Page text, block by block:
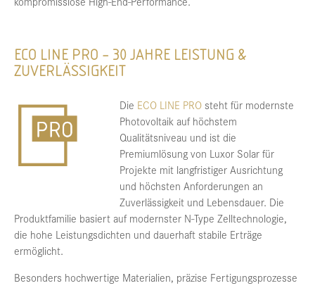
ECO LINE PRO – 30 JAHRE LEISTUNG &
ZUVERLÄSSIGKEIT
Die ECO LINE PRO steht für modernste
Photovoltaik auf höchstem
Qualitätsniveau und ist die
Premiumlösung von Luxor Solar für
Projekte mit langfristiger Ausrichtung
und höchsten Anforderungen an
Zuverlässigkeit und Lebensdauer. Die
Produktfamilie basiert auf modernster N-Type Zelltechnologie,
die hohe Leistungsdichten und dauerhaft stabile Erträge
ermöglicht.
Besonders hochwertige Materialien, präzise Fertigungsprozesse